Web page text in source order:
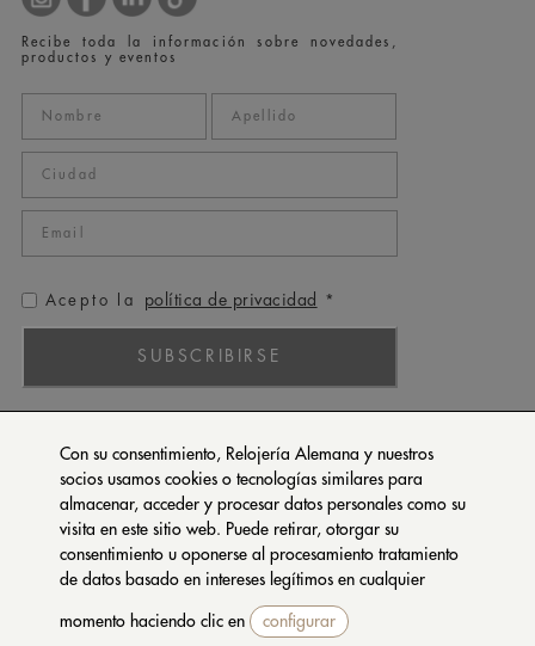
Con su consentimiento, Relojería Alemana y nuestros
socios usamos cookies o tecnologías similares para
almacenar, acceder y procesar datos personales como su
visita en este sitio web. Puede retirar, otorgar su
consentimiento u oponerse al procesamiento tratamiento
de datos basado en intereses legítimos en cualquier
momento haciendo clic en configurar
Recibe toda la información sobre novedades,
productos y eventos
Acepto la política de privacidad *
SUBSCRIBIRSE
PATEK PHILIPPE
TUDOR
CARTIER
SETENTA Y NUEVE